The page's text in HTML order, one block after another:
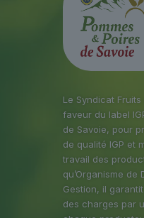
Le Syndicat
faveur du label
de Savoie, pour
de qualité IGP et
travail des
qu’Organisme de
Gestion, il
des charges par